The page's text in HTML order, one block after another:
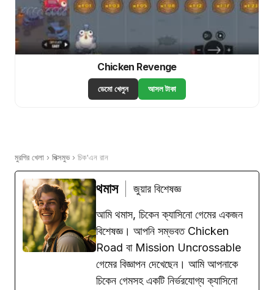
Chicken Revenge
ডেমো খেলুন আসল টাকা
মুরগির খেলা › পিক্সমুভ › চিক'এন রান
থমাস
জুয়ার বিশেষজ্ঞ
আমি থমাস, চিকেন ক্যাসিনো গেমের একজন
বিশেষজ্ঞ। আপনি সম্ভবত Chicken
Road বা Mission Uncrossable
গেমের বিজ্ঞাপন দেখেছেন। আমি আপনাকে
চিকেন গেমসহ একটি নির্ভরযোগ্য ক্যাসিনো